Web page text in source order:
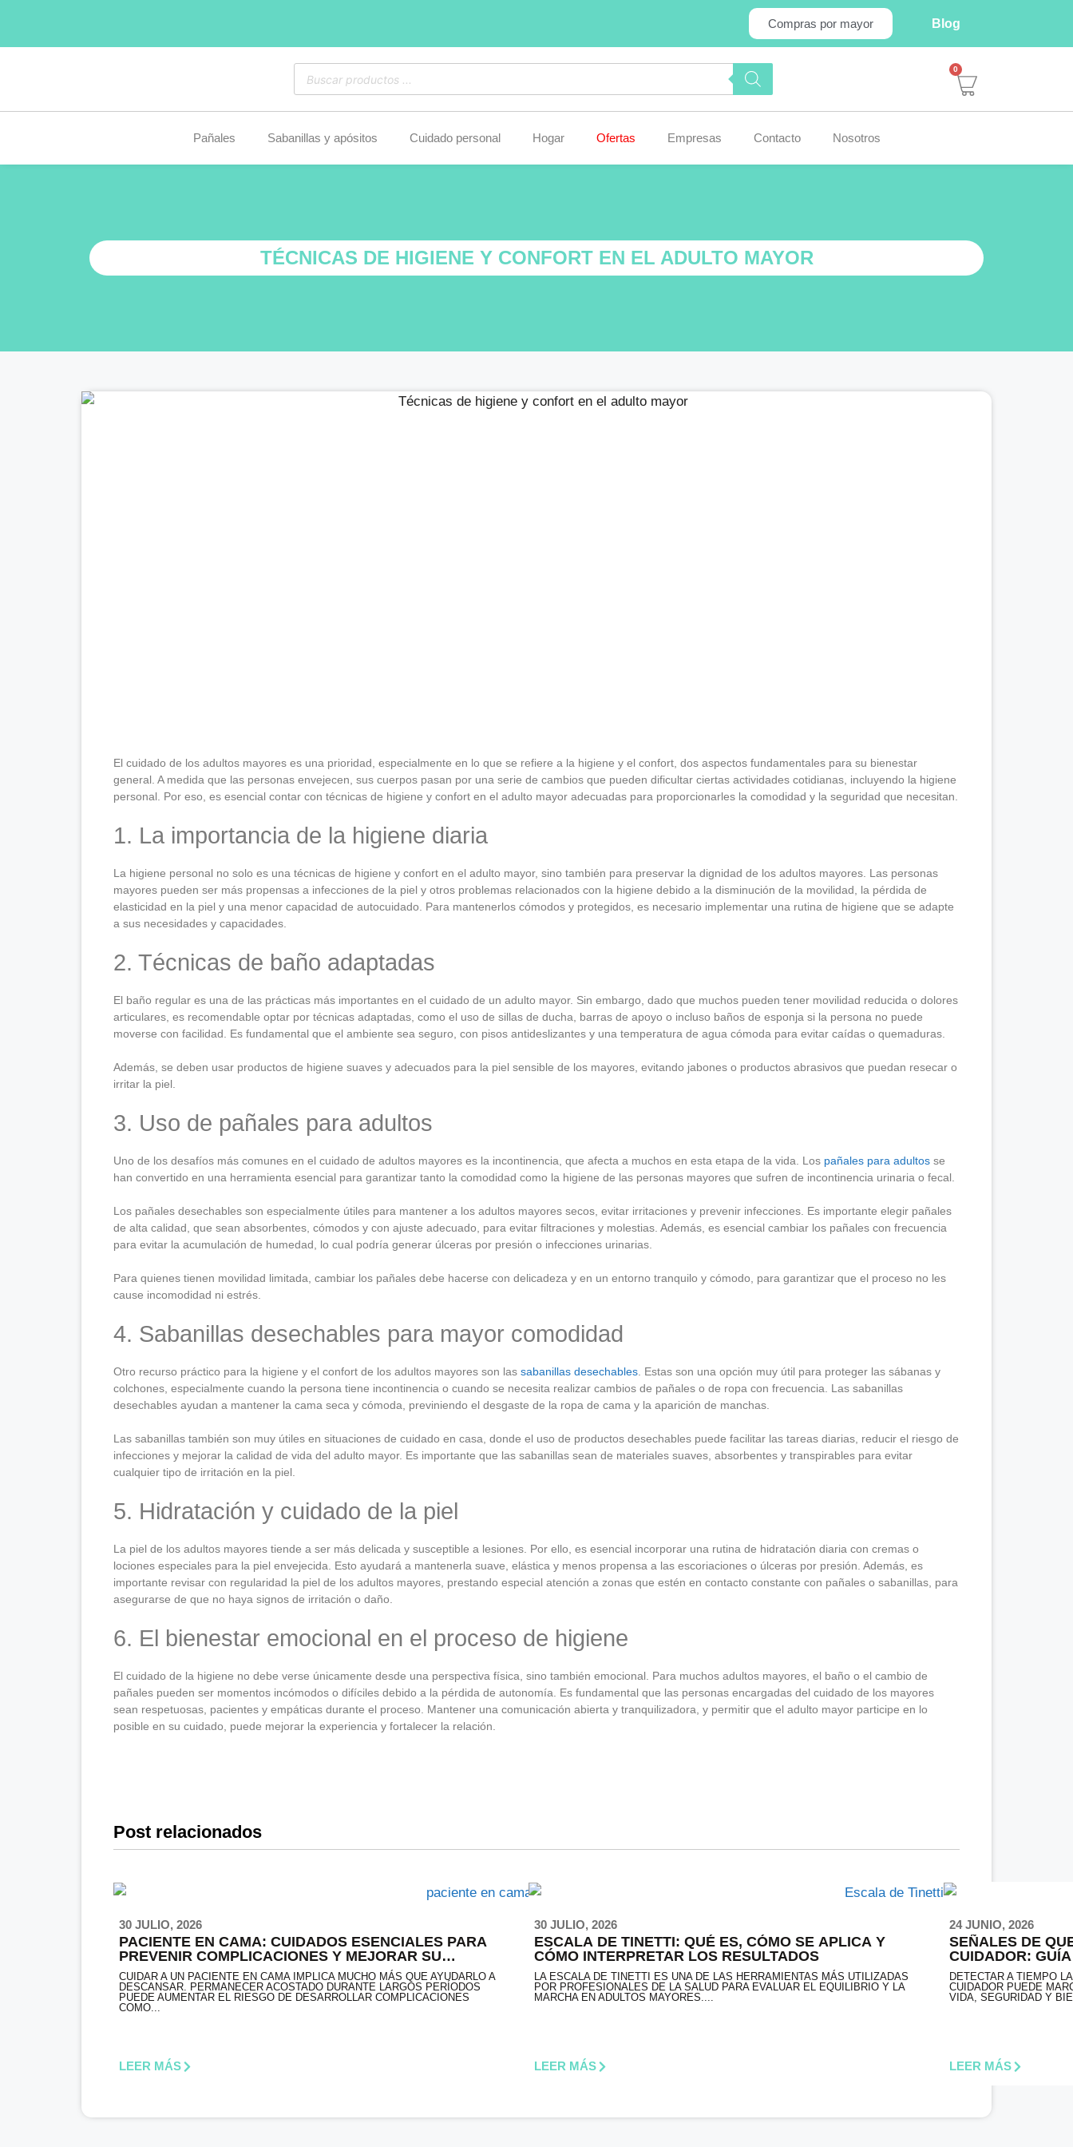
Compras por mayor Blog
0
Pañales Sabanillas y apósitos Cuidado personal Hogar Ofertas Empresas Contacto Nosotros
TÉCNICAS DE HIGIENE Y CONFORT EN EL ADULTO MAYOR
El cuidado de los adultos mayores es una prioridad, especialmente en lo que se refiere a la higiene y el confort, dos aspectos fundamentales para su bienestar
general. A medida que las personas envejecen, sus cuerpos pasan por una serie de cambios que pueden dificultar ciertas actividades cotidianas, incluyendo la higiene
personal. Por eso, es esencial contar con técnicas de higiene y confort en el adulto mayor​ adecuadas para proporcionarles la comodidad y la seguridad que necesitan.
1. La importancia de la higiene diaria
La higiene personal no solo es una técnicas de higiene y confort en el adulto mayor​, sino también para preservar la dignidad de los adultos mayores. Las personas
mayores pueden ser más propensas a infecciones de la piel y otros problemas relacionados con la higiene debido a la disminución de la movilidad, la pérdida de
elasticidad en la piel y una menor capacidad de autocuidado. Para mantenerlos cómodos y protegidos, es necesario implementar una rutina de higiene que se adapte
a sus necesidades y capacidades.
2. Técnicas de baño adaptadas
El baño regular es una de las prácticas más importantes en el cuidado de un adulto mayor. Sin embargo, dado que muchos pueden tener movilidad reducida o dolores
articulares, es recomendable optar por técnicas adaptadas, como el uso de sillas de ducha, barras de apoyo o incluso baños de esponja si la persona no puede
moverse con facilidad. Es fundamental que el ambiente sea seguro, con pisos antideslizantes y una temperatura de agua cómoda para evitar caídas o quemaduras.
Además, se deben usar productos de higiene suaves y adecuados para la piel sensible de los mayores, evitando jabones o productos abrasivos que puedan resecar o
irritar la piel.
3. Uso de pañales para adultos
Uno de los desafíos más comunes en el cuidado de adultos mayores es la incontinencia, que afecta a muchos en esta etapa de la vida. Los pañales para adultos se
han convertido en una herramienta esencial para garantizar tanto la comodidad como la higiene de las personas mayores que sufren de incontinencia urinaria o fecal.
Los pañales desechables son especialmente útiles para mantener a los adultos mayores secos, evitar irritaciones y prevenir infecciones. Es importante elegir pañales
de alta calidad, que sean absorbentes, cómodos y con ajuste adecuado, para evitar filtraciones y molestias. Además, es esencial cambiar los pañales con frecuencia
para evitar la acumulación de humedad, lo cual podría generar úlceras por presión o infecciones urinarias.
Para quienes tienen movilidad limitada, cambiar los pañales debe hacerse con delicadeza y en un entorno tranquilo y cómodo, para garantizar que el proceso no les
cause incomodidad ni estrés.
4. Sabanillas desechables para mayor comodidad
Otro recurso práctico para la higiene y el confort de los adultos mayores son las sabanillas desechables . Estas son una opción muy útil para proteger las sábanas y
colchones, especialmente cuando la persona tiene incontinencia o cuando se necesita realizar cambios de pañales o de ropa con frecuencia. Las sabanillas
desechables ayudan a mantener la cama seca y cómoda, previniendo el desgaste de la ropa de cama y la aparición de manchas.
Las sabanillas también son muy útiles en situaciones de cuidado en casa, donde el uso de productos desechables puede facilitar las tareas diarias, reducir el riesgo de
infecciones y mejorar la calidad de vida del adulto mayor. Es importante que las sabanillas sean de materiales suaves, absorbentes y transpirables para evitar
cualquier tipo de irritación en la piel.
5. Hidratación y cuidado de la piel
La piel de los adultos mayores tiende a ser más delicada y susceptible a lesiones. Por ello, es esencial incorporar una rutina de hidratación diaria con cremas o
lociones especiales para la piel envejecida. Esto ayudará a mantenerla suave, elástica y menos propensa a las escoriaciones o úlceras por presión. Además, es
importante revisar con regularidad la piel de los adultos mayores, prestando especial atención a zonas que estén en contacto constante con pañales o sabanillas, para
asegurarse de que no haya signos de irritación o daño.
6. El bienestar emocional en el proceso de higiene
El cuidado de la higiene no debe verse únicamente desde una perspectiva física, sino también emocional. Para muchos adultos mayores, el baño o el cambio de
pañales pueden ser momentos incómodos o difíciles debido a la pérdida de autonomía. Es fundamental que las personas encargadas del cuidado de los mayores
sean respetuosas, pacientes y empáticas durante el proceso. Mantener una comunicación abierta y tranquilizadora, y permitir que el adulto mayor participe en lo
posible en su cuidado, puede mejorar la experiencia y fortalecer la relación.
Post relacionados
30 JULIO, 2026
PACIENTE EN CAMA: CUIDADOS ESENCIALES PARA
PREVENIR COMPLICACIONES Y MEJORAR SU
CALIDAD DE VIDA
CUIDAR A UN PACIENTE EN CAMA IMPLICA MUCHO MÁS QUE AYUDARLO A
DESCANSAR. PERMANECER ACOSTADO DURANTE LARGOS PERÍODOS
PUEDE AUMENTAR EL RIESGO DE DESARROLLAR COMPLICACIONES
COMO...
LEER MÁS
30 JULIO, 2026
ESCALA DE TINETTI: QUÉ ES, CÓMO SE APLICA Y
CÓMO INTERPRETAR LOS RESULTADOS
LA ESCALA DE TINETTI ES UNA DE LAS HERRAMIENTAS MÁS UTILIZADAS
POR PROFESIONALES DE LA SALUD PARA EVALUAR EL EQUILIBRIO Y LA
MARCHA EN ADULTOS MAYORES....
LEER MÁS
24 JUNIO, 2026
SEÑALES DE
CUIDADOR:
DETECTAR A TIEMPO
CUIDADOR PUEDE
VIDA, SEGURIDAD Y
LEER MÁS